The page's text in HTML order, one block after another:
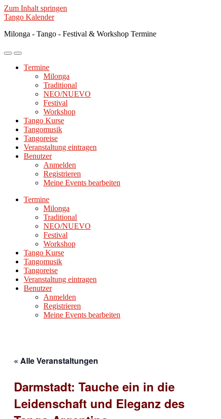
Zum Inhalt springen
Tango Kalender
Milonga - Tango - Festival & Workshop Termine
Mobile-
ein-/ausblenden
Suchfeld
ein-/ausblenden
Termine
Milonga
Traditional
NEO/NUEVO
Festival
Workshop
Tango Kurse
Tangomusik
Tangoreise
Veranstaltung eintragen
Benutzer
Anmelden
Registrieren
Meine Events bearbeiten
Termine
Milonga
Traditional
NEO/NUEVO
Festival
Workshop
Tango Kurse
Tangomusik
Tangoreise
Veranstaltung eintragen
Benutzer
Anmelden
Registrieren
Meine Events bearbeiten
« Alle Veranstaltungen
Darmstadt: Tauche ein in die
Leidenschaft und Eleganz des